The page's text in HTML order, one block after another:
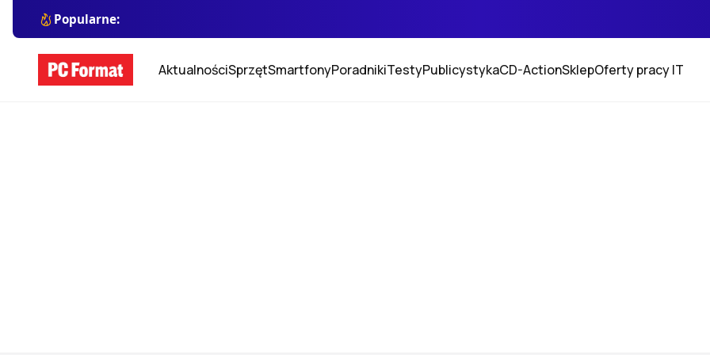
Popularne:
AktualnościSprzętSmartfonyPoradnikiTestyPublicystykaCD-ActionSklepOferty pracy IT